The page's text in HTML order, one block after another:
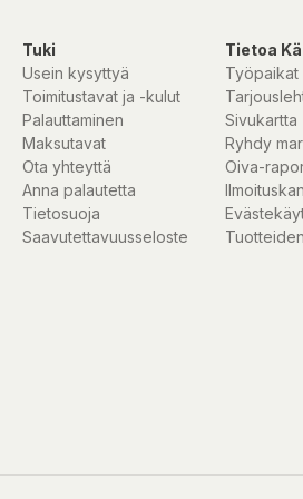
Tuki
Usein kysyttyä
Toimitustavat ja -kulut
Palauttaminen
Maksutavat
Ota yhteyttä
Anna palautetta
Tietosuoja
Saavutettavuusseloste
Tietoa
Työpaikat
Sivukartta
Ryhdy
Oiva-